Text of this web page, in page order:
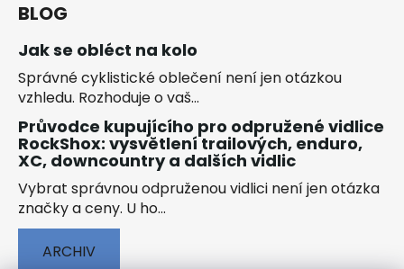
BLOG
Jak se obléct na kolo
Správné cyklistické oblečení není jen otázkou
vzhledu. Rozhoduje o vaš...
Průvodce kupujícího pro odpružené vidlice
RockShox: vysvětlení trailových, enduro,
XC, downcountry a dalších vidlic
Vybrat správnou odpruženou vidlici není jen otázka
značky a ceny. U ho...
ARCHIV